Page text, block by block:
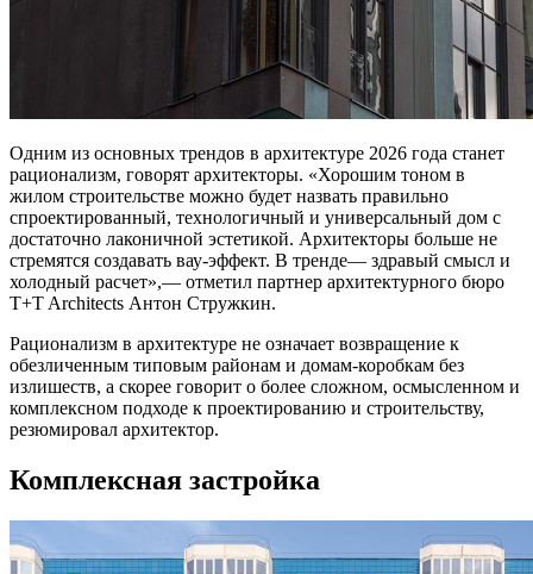
Одним из основных трендов в архитектуре 2026 года станет
рационализм, говорят архитекторы. «Хорошим тоном в
жилом строительстве можно будет назвать правильно
спроектированный, технологичный и универсальный дом с
достаточно лаконичной эстетикой. Архитекторы больше не
стремятся создавать вау-эффект. В тренде— здравый смысл и
холодный расчет»,— отметил партнер архитектурного бюро
T+T Architects Антон Стружкин.
Рационализм в архитектуре не означает возвращение к
обезличенным типовым районам и домам-коробкам без
излишеств, а скорее говорит о более сложном, осмысленном и
комплексном подходе к проектированию и строительству,
резюмировал архитектор.
Комплексная застройка